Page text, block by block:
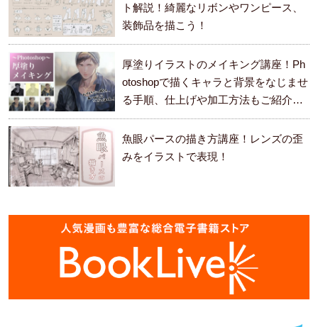
ト解説！綺麗なリボンやワンピース、
装飾品を描こう！
厚塗りイラストのメイキング講座！Ph
otoshopで描くキャラと背景をなじませ
る手順、仕上げや加工方法もご紹介し
ます。
魚眼パースの描き方講座！レンズの歪
みをイラストで表現！